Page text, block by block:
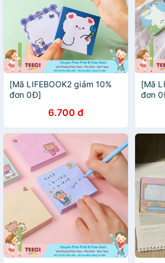
[Mã LIFEBOOK2 giảm 10%
đơn 0Đ]
6.700 đ
[Mã
đơn